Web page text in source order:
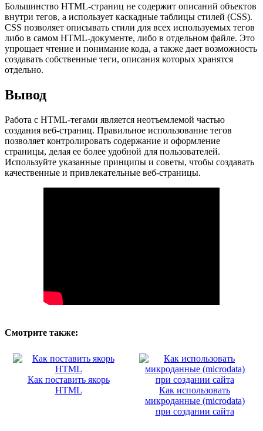
Большинство HTML-страниц не содержит описаний объектов
внутри тегов, а использует каскадные таблицы стилей (CSS).
CSS позволяет описывать стили для всех используемых тегов
либо в самом HTML-документе, либо в отдельном файле. Это
упрощает чтение и понимание кода, а также дает возможность
создавать собственные теги, описания которых хранятся
отдельно.
Вывод
Работа с HTML-тегами является неотъемлемой частью
создания веб-страниц. Правильное использование тегов
позволяет контролировать содержание и оформление
страницы, делая ее более удобной для пользователей.
Используйте указанные принципы и советы, чтобы создавать
качественные и привлекательные веб-страницы.
Смотрите также:
Как поставить якорь
HTML
Как использовать
микроданные (microdata)
при создании сайта